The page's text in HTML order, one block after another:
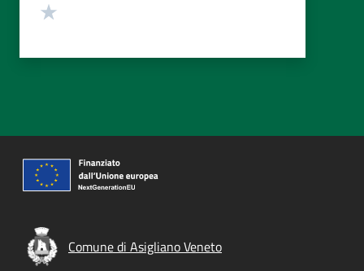
Comune di Asigliano Veneto